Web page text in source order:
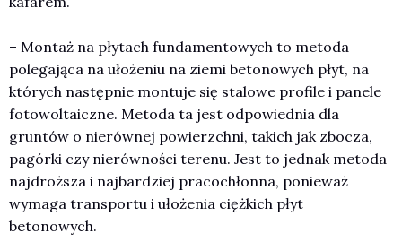
– Montaż na płytach fundamentowych to metoda
polegająca na ułożeniu na ziemi betonowych płyt, na
których następnie montuje się stalowe profile i panele
fotowoltaiczne. Metoda ta jest odpowiednia dla
gruntów o nierównej powierzchni, takich jak zbocza,
pagórki czy nierówności terenu. Jest to jednak metoda
najdroższa i najbardziej pracochłonna, ponieważ
wymaga transportu i ułożenia ciężkich płyt
betonowych.